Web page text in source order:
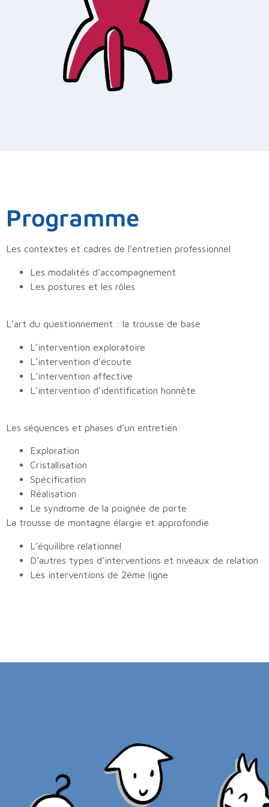
Programme
Les contextes et cadres de l’entretien professionnel
Les modalités d’accompagnement
Les postures et les rôles
L’art du questionnement : la trousse de base
L’intervention exploratoire
L’intervention d’écoute
L’intervention affective
L’intervention d’identification honnête
Les séquences et phases d’un entretien
Exploration
Cristallisation
Spécification
Réalisation
Le syndrome de la poignée de porte
La trousse de montagne élargie et approfondie
L’équilibre relationnel
D’autres types d’interventions et niveaux de relation
Les interventions de 2ème ligne